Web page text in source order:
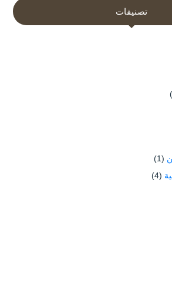
تصنيفات
(1)
(4)